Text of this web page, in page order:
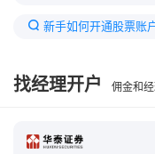
新手如何开通股票账
股票新手入门需要哪
找经理开户 佣金和